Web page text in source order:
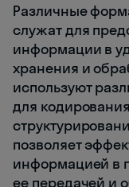
Различные
служат для
информации в
хранения и
используют
для
позволяет
информацией в
ее передачей и